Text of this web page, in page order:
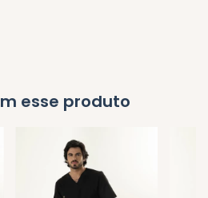
esse produto